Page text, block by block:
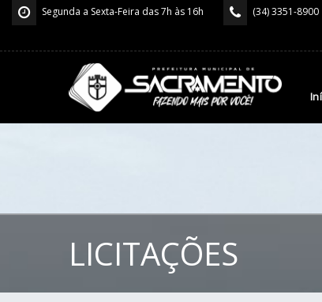
Segunda a Sexta-Feira das 7h às 16h (34) 3351-8900
LICITAÇÕES